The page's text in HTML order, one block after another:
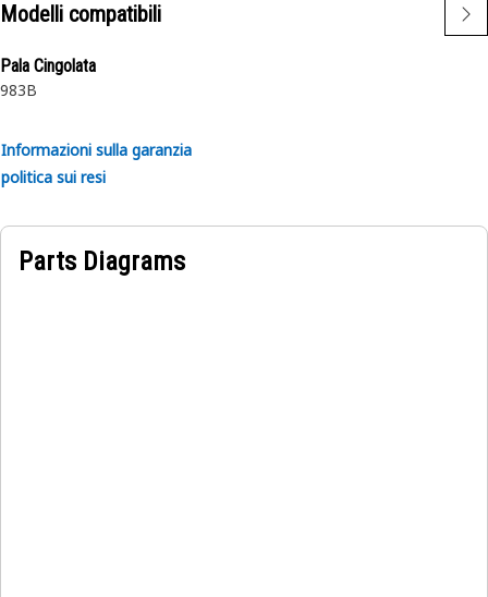
Modelli compatibili
Pala Cingolata
983B
Informazioni sulla garanzia
politica sui resi
Parts Diagrams